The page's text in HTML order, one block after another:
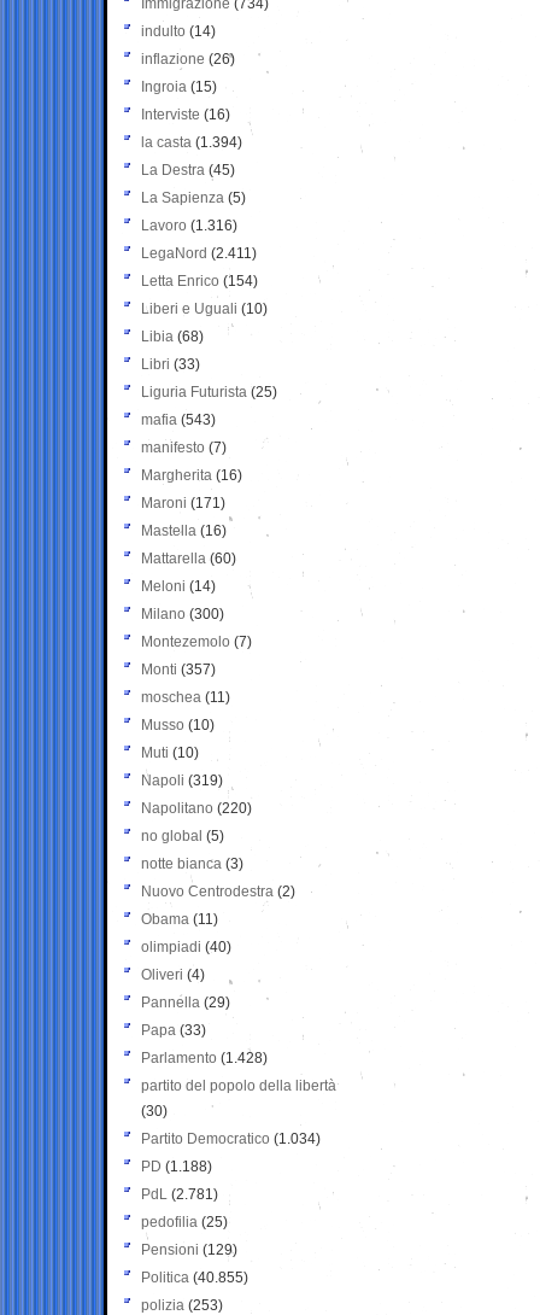
Immigrazione (734)
indulto (14)
inflazione (26)
Ingroia (15)
Interviste (16)
la casta (1.394)
La Destra (45)
La Sapienza (5)
Lavoro (1.316)
LegaNord (2.411)
Letta Enrico (154)
Liberi e Uguali (10)
Libia (68)
Libri (33)
Liguria Futurista (25)
mafia (543)
manifesto (7)
Margherita (16)
Maroni (171)
Mastella (16)
Mattarella (60)
Meloni (14)
Milano (300)
Montezemolo (7)
Monti (357)
moschea (11)
Musso (10)
Muti (10)
Napoli (319)
Napolitano (220)
no global (5)
notte bianca (3)
Nuovo Centrodestra (2)
Obama (11)
olimpiadi (40)
Oliveri (4)
Pannella (29)
Papa (33)
Parlamento (1.428)
partito del popolo della libertà
(30)
Partito Democratico (1.034)
PD (1.188)
PdL (2.781)
pedofilia (25)
Pensioni (129)
Politica (40.855)
polizia (253)